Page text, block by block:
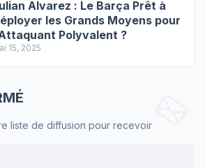
Alvarez : Le Barça Prêt à
les Grands Moyens pour
Polyvalent ?
15, 2025
liste de diffusion pour recevoir